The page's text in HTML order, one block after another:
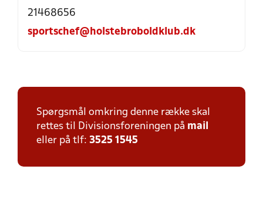
21468656
sportschef@holstebroboldklub.dk
Spørgsmål omkring denne række skal
rettes til Divisionsforeningen på mail
eller på tlf: 3525 1545